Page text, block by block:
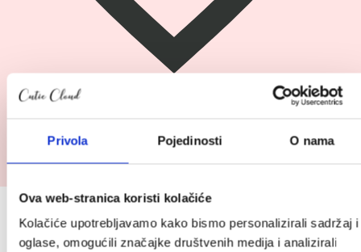
Privola Pojedinosti O nama
Ova web-stranica koristi kolačiće
Kolačiće upotrebljavamo kako bismo personalizirali sadržaj i
oglase, omogućili značajke društvenih medija i analizirali
proizvod
Cybex
3u1
Cybex Click&Fold 3u1
Prijavite se na Cutie newsletter i
ostvarite do 10 % popusta (: